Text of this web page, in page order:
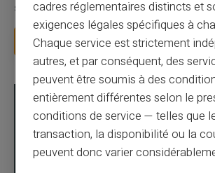
salaire. La CAF vous demande votre IBAN
Lire la suite
cadres réglementaires distincts et
exigences légales spécifiques à
Chaque service est strictement
autres, et par conséquent, des
peuvent être soumis à des
entièrement différentes selon le
conditions de service — telles que
transaction, la disponibilité ou la
peuvent donc varier